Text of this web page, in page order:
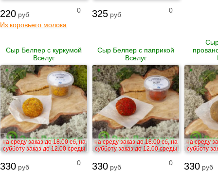
220 руб
0 325 руб
0
Из коровьего молока
Сыр Белпер с куркумой
Вселуг
X
на среду заказ до 18.00 сб, на
субботу заказ до 12.00 среды
330 руб
0
Сыр Белпер с паприкой
Вселуг
X
на среду заказ до 18.00 сб, на
субботу заказ до 12.00 среды
330 руб
0
X
на среду
субботу
330 руб